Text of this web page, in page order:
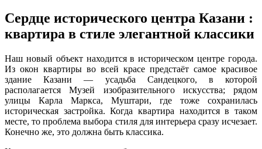
Сердце исторического центра Казани :
квартира в стиле элегантной классики
Наш новый объект находится в историческом центре города.
Из окон квартиры во всей красе предстаёт самое красивое
здание Казани — усадьба Сандецкого, в которой
располагается Музей изобразительного искусства; рядом
улицы Карла Маркса, Муштари, где тоже сохранилась
историческая застройка. Когда квартира находится в таком
месте, то проблема выбора стиля для интерьера сразу исчезает.
Конечно же, это должна быть классика.